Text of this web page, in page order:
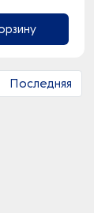
Последняя